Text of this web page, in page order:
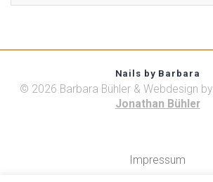
Nails by Barbara
© 2026 Barbara Bühler & Webdesign by
Jonathan Bühler
Impressum